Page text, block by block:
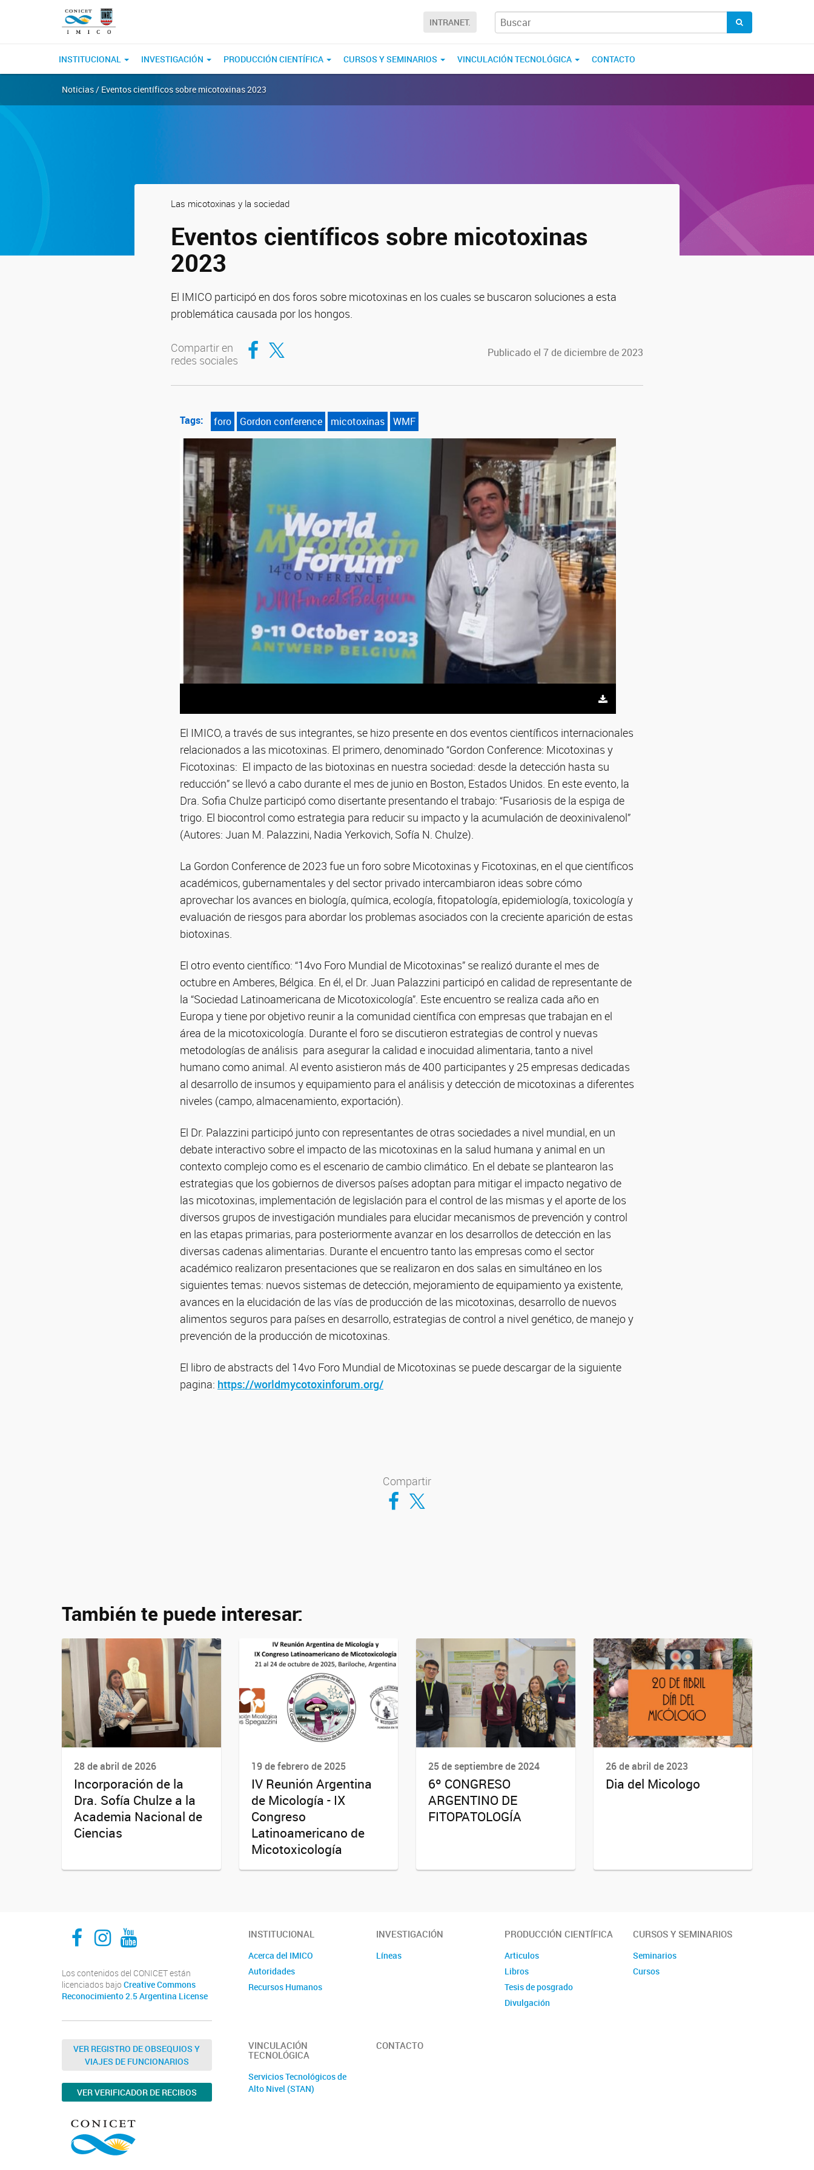
INTRANET.
INSTITUCIONAL INVESTIGACIÓN PRODUCCIÓN CIENTÍFICA CURSOS Y SEMINARIOS VINCULACIÓN TECNOLÓGICA CONTACTO
Noticias / Eventos científicos sobre micotoxinas 2023
Las micotoxinas y la sociedad
Eventos científicos sobre micotoxinas
2023
El IMICO participó en dos foros sobre micotoxinas en los cuales se buscaron soluciones a esta
problemática causada por los hongos.
Compartir en
redes sociales
Compartir en Facebook
Compartir en Twitter Publicado el 7 de diciembre de 2023
Tags: foro Gordon conference micotoxinas WMF
El IMICO, a través de sus integrantes, se hizo presente en dos eventos científicos internacionales
relacionados a las micotoxinas. El primero, denominado “Gordon Conference: Micotoxinas y
Ficotoxinas: El impacto de las biotoxinas en nuestra sociedad: desde la detección hasta su
reducción” se llevó a cabo durante el mes de junio en Boston, Estados Unidos. En este evento, la
Dra. Sofia Chulze participó como disertante presentando el trabajo: “Fusariosis de la espiga de
trigo. El biocontrol como estrategia para reducir su impacto y la acumulación de deoxinivalenol”
(Autores: Juan M. Palazzini, Nadia Yerkovich, Sofía N. Chulze).
La Gordon Conference de 2023 fue un foro sobre Micotoxinas y Ficotoxinas, en el que científicos
académicos, gubernamentales y del sector privado intercambiaron ideas sobre cómo
aprovechar los avances en biología, química, ecología, fitopatología, epidemiología, toxicología y
evaluación de riesgos para abordar los problemas asociados con la creciente aparición de estas
biotoxinas.
El otro evento científico: “14vo Foro Mundial de Micotoxinas” se realizó durante el mes de
octubre en Amberes, Bélgica. En él, el Dr. Juan Palazzini participó en calidad de representante de
la “Sociedad Latinoamericana de Micotoxicología”. Este encuentro se realiza cada año en
Europa y tiene por objetivo reunir a la comunidad científica con empresas que trabajan en el
área de la micotoxicología. Durante el foro se discutieron estrategias de control y nuevas
metodologías de análisis para asegurar la calidad e inocuidad alimentaria, tanto a nivel
humano como animal. Al evento asistieron más de 400 participantes y 25 empresas dedicadas
al desarrollo de insumos y equipamiento para el análisis y detección de micotoxinas a diferentes
niveles (campo, almacenamiento, exportación).
El Dr. Palazzini participó junto con representantes de otras sociedades a nivel mundial, en un
debate interactivo sobre el impacto de las micotoxinas en la salud humana y animal en un
contexto complejo como es el escenario de cambio climático. En el debate se plantearon las
estrategias que los gobiernos de diversos países adoptan para mitigar el impacto negativo de
las micotoxinas, implementación de legislación para el control de las mismas y el aporte de los
diversos grupos de investigación mundiales para elucidar mecanismos de prevención y control
en las etapas primarias, para posteriormente avanzar en los desarrollos de detección en las
diversas cadenas alimentarias. Durante el encuentro tanto las empresas como el sector
académico realizaron presentaciones que se realizaron en dos salas en simultáneo en los
siguientes temas: nuevos sistemas de detección, mejoramiento de equipamiento ya existente,
avances en la elucidación de las vías de producción de las micotoxinas, desarrollo de nuevos
alimentos seguros para países en desarrollo, estrategias de control a nivel genético, de manejo y
prevención de la producción de micotoxinas.
El libro de abstracts del 14vo Foro Mundial de Micotoxinas se puede descargar de la siguiente
pagina: https://worldmycotoxinforum.org/
Compartir
Compartir en Facebook
Compartir en Twitter
También te puede interesar:
28 de abril de 2026
Incorporación de la
Dra. Sofía Chulze a la
Academia Nacional de
Ciencias
19 de febrero de 2025
IV Reunión Argentina
de Micología - IX
Congreso
Latinoamericano de
Micotoxicología
25 de septiembre de 2024
6º CONGRESO
ARGENTINO DE
FITOPATOLOGÍA
26 de abril de 2023
Dia del Micologo
Facebook
Instagram
YouTube
Los contenidos del CONICET están
licenciados bajo Creative Commons
Reconocimiento 2.5 Argentina License
VER REGISTRO DE OBSEQUIOS Y
VIAJES DE FUNCIONARIOS
VER VERIFICADOR DE RECIBOS
INSTITUCIONAL
Acerca del IMICO
Autoridades
Recursos Humanos
INVESTIGACIÓN
Líneas
PRODUCCIÓN CIENTÍFICA
Articulos
Libros
Tesis de posgrado
Divulgación
CURSOS Y SEMINARIOS
Seminarios
Cursos
VINCULACIÓN
TECNOLÓGICA
Servicios Tecnológicos de
Alto Nivel (STAN)
CONTACTO